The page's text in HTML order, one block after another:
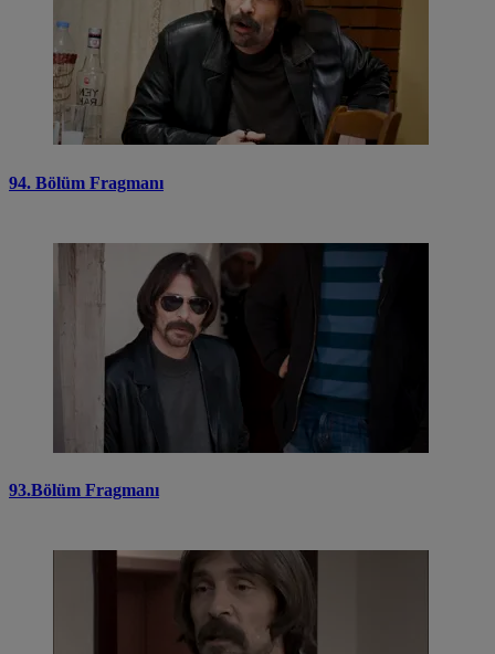
94. Bölüm Fragmanı
93.Bölüm Fragmanı